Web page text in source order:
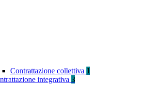
Contrattazione collettiva 1
integrativa 3